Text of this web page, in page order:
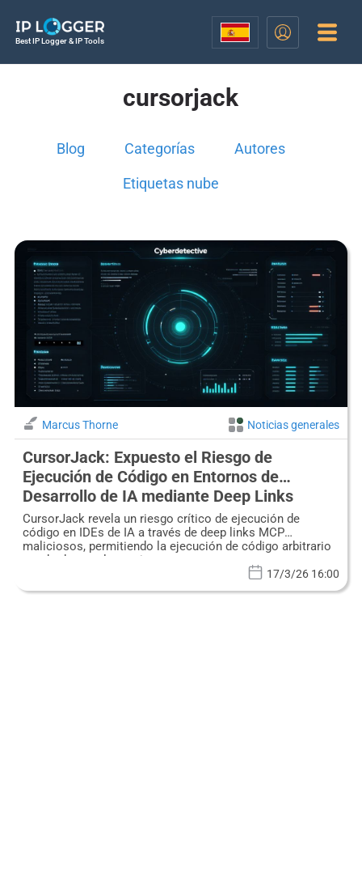
Best IP Logger & IP Tools
cursorjack
Blog Categorías Autores
Etiquetas nube
Marcus Thorne Noticias generales
CursorJack: Expuesto el Riesgo de
Ejecución de Código en Entornos de
Desarrollo de IA mediante Deep Links
Maliciosos
CursorJack revela un riesgo crítico de ejecución de
código en IDEs de IA a través de deep links MCP
maliciosos, permitiendo la ejecución de código arbitrario
aprobada por el usuario.
17/3/26 16:00